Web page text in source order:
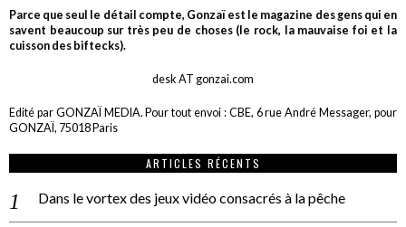
Parce que seul le détail compte, Gonzaï est le magazine des gens qui en
savent beaucoup sur très peu de choses (le rock, la mauvaise foi et la
cuisson des biftecks).
desk AT gonzai.com
Edité par GONZAÏ MEDIA. Pour tout envoi : CBE, 6 rue André Messager, pour
GONZAÏ, 75018 Paris
ARTICLES RÉCENTS
Dans le vortex des jeux vidéo consacrés à la pêche